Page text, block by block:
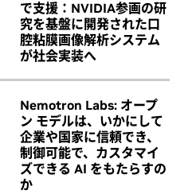
で支援：NVIDIA参画の研
究を基盤に開発された口
腔粘膜画像解析システム
が社会実装へ
Nemotron Labs: オープ
ン モデルは、いかにして
企業や国家に信頼でき、
制御可能で、カスタマイ
ズできる AI をもたらすの
か